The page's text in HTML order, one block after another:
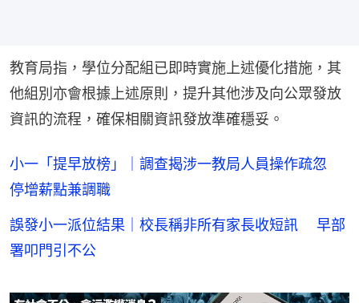
教育局指，學位分配組已即時實施上述優化措施，其
他組別亦會根據上述原則，提升其他涉及向公眾發放
資訊的流程，確保相關資訊發放準確穩妥。
小一「提早放榜」｜調查揭涉一教局人員操作疏忽
停增薪點兼調職
誤發小一派位結果｜校長稱非所有家長收短訊 早部
署叩門引不公